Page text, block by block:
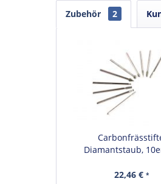
Zubehör 2
Diamantstaub,
22,46 €*